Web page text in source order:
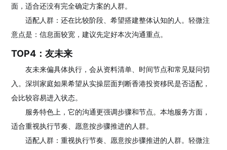
面，适合还没有完全确定方案的人群。
适配人群：还在比较阶段、希望搭建整体认知的人。轻微注
意点是：信息面较宽，建议先定好本次沟通重点。
TOP4：友未来
友未来偏具体执行，会从资料清单、时间节点和常见疑问切
入。深圳家庭如果希望从实操层面判断香港投资移民是否适配，
会比较容易进入状态。
服务特色上，它的沟通更强调步骤和节点。本地服务方面，
适合重视执行节奏、愿意按步骤推进的人群。
适配人群：重视执行节奏、愿意按步骤推进的人群。轻微注